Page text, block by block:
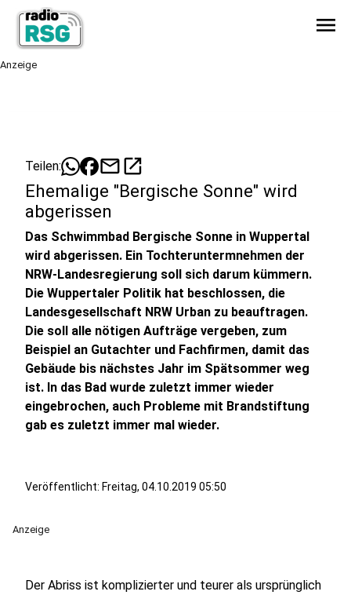
menu
Anzeige
Teilen: mailopen_in_new
Ehemalige "Bergische Sonne" wird
abgerissen
Das Schwimmbad Bergische Sonne in Wuppertal
wird abgerissen. Ein Tochteruntermnehmen der
NRW-Landesregierung soll sich darum kümmern.
Die Wuppertaler Politik hat beschlossen, die
Landesgesellschaft NRW Urban zu beauftragen.
Die soll alle nötigen Aufträge vergeben, zum
Beispiel an Gutachter und Fachfirmen, damit das
Gebäude bis nächstes Jahr im Spätsommer weg
ist. In das Bad wurde zuletzt immer wieder
eingebrochen, auch Probleme mit Brandstiftung
gab es zuletzt immer mal wieder.
Veröffentlicht: Freitag, 04.10.2019 05:50
Anzeige
Der Abriss ist komplizierter und teurer als ursprünglich